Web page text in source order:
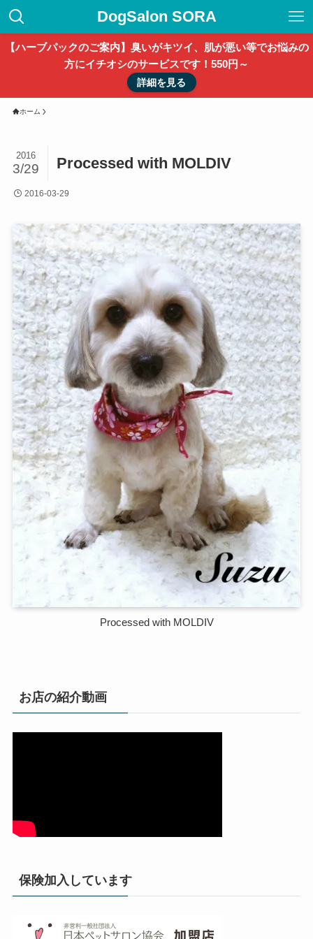
DogSalon SORA
【ハーブパックのご案内】臭いがキツイ、肌が悪い等でお悩みの
方にイチオシのサービスです！550円～
詳細を見る
ホーム
Processed with MOLDIV
2016
3/29
2016-03-29
Processed with MOLDIV
お店の紹介動画
保険加入しています